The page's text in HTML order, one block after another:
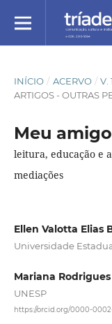
INÍCIO / ACERVO / V.
ARTIGOS - OUTRAS
Meu
leitura, educação e
mediações
Ellen Valotta Elias
Universidade
Mariana
UNESP
https://orcid.org/0000-